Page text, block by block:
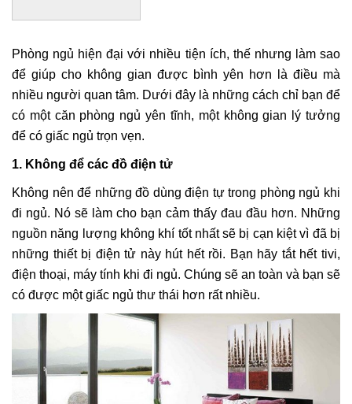
Phòng ngủ hiện đại với nhiều tiện ích, thế nhưng làm sao
để giúp cho không gian được bình yên hơn là điều mà
nhiều người quan tâm. Dưới đây là những cách chỉ bạn để
có một căn phòng ngủ yên tĩnh, một không gian lý tưởng
để có giấc ngủ trọn vẹn.
1. Không để các đồ điện tử
Không nên để những đồ dùng điện tự trong phòng ngủ khi
đi ngủ. Nó sẽ làm cho bạn cảm thấy đau đầu hơn. Những
nguồn năng lượng không khí tốt nhất sẽ bị cạn kiệt vì đã bị
những thiết bị điện tử này hút hết rồi. Bạn hãy tắt hết tivi,
điện thoại, máy tính khi đi ngủ. Chúng sẽ an toàn và bạn sẽ
có được một giấc ngủ thư thái hơn rất nhiều.